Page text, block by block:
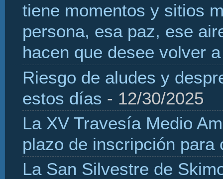
tiene momentos y sitios
persona, esa paz, ese
hacen que desee volver
Riesgo de aludes y
estos días - 12/30/2025
La XV Travesía Medio
plazo de inscripción para
La San Silvestre de